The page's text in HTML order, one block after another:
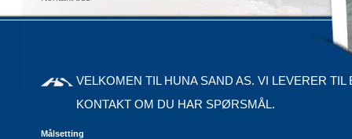
VELKOMEN TIL HUNA SAND AS. VI LEVERER
KONTAKT OM DU HAR SPØRSMÅL.
Målsetting